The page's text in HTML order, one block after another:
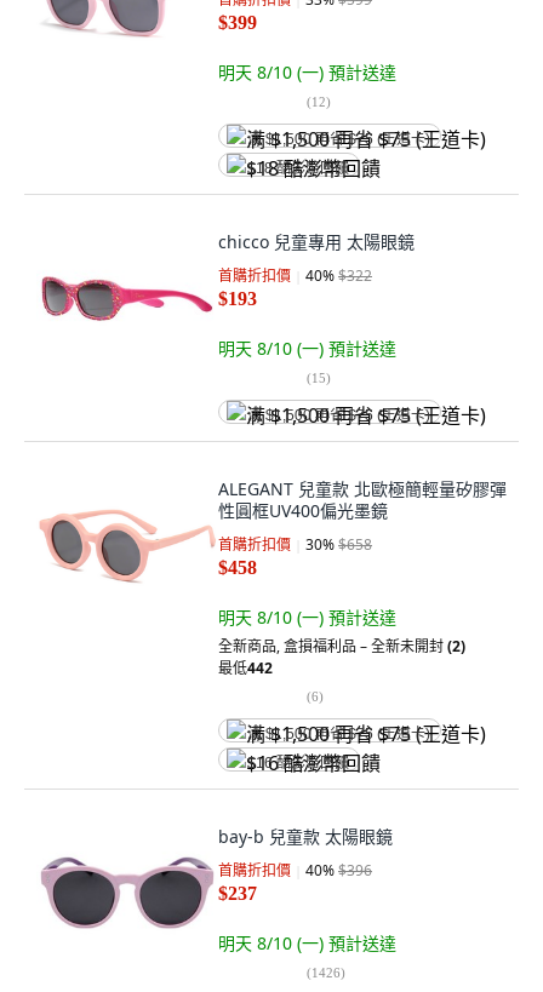
$399
明天 8/10 (一) 預計送達
(12)
满 $1,500 再省 $75 (王道卡)
$18 酷澎幣回饋
chicco 兒童專用 太陽眼鏡
首購折扣價 40%$322
$193
明天 8/10 (一) 預計送達
(15)
满 $1,500 再省 $75 (王道卡)
ALEGANT 兒童款 北歐極簡輕量矽膠彈
性圓框UV400偏光墨鏡
首購折扣價 30%$658
$458
明天 8/10 (一) 預計送達
全新商品,盒損福利品 – 全新未開封(2)
最低442
(6)
满 $1,500 再省 $75 (王道卡)
$16 酷澎幣回饋
bay-b 兒童款 太陽眼鏡
首購折扣價 40%$396
$237
明天 8/10 (一) 預計送達
(1426)